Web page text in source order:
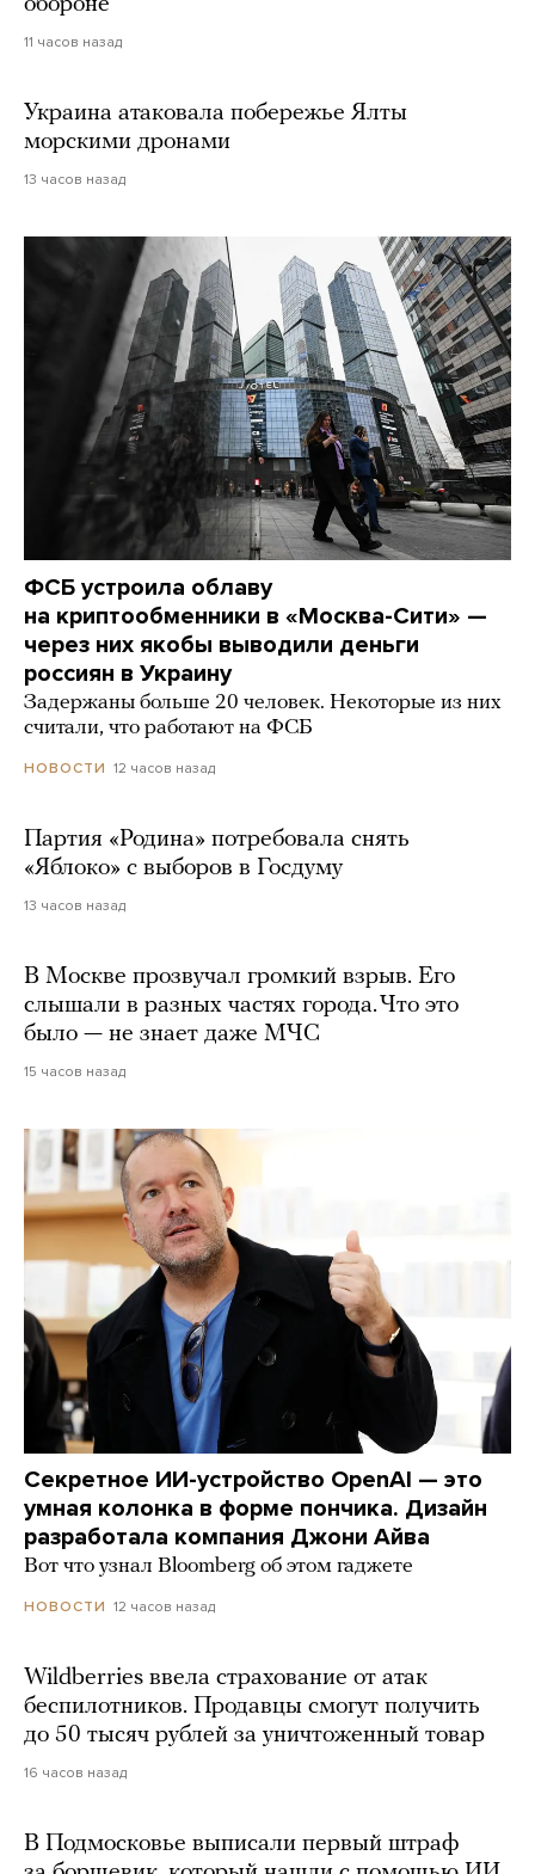
11 часов назад
Украина атаковала побережье Ялты
морскими дронами
13 часов назад
ФСБ устроила облаву
на криптообменники в «Москва-Сити» —
через них якобы выводили деньги
россиян в Украину
Задержаны больше 20 человек. Некоторые из них
считали, что работают на ФСБ
НОВОСТИ 12 часов назад
Партия «Родина» потребовала снять
«Яблоко» с выборов в Госдуму
13 часов назад
В Москве прозвучал громкий взрыв. Его
слышали в разных частях города. Что это
было — не знает даже МЧС
15 часов назад
Секретное ИИ-устройство OpenAI — это
умная колонка в форме пончика. Дизайн
разработала компания Джони Айва
Вот что узнал Bloomberg об этом гаджете
НОВОСТИ 12 часов назад
Wildberries ввела страхование от атак
беспилотников. Продавцы смогут получить
до 50 тысяч рублей за уничтоженный товар
16 часов назад
В Подмосковье выписали первый штраф